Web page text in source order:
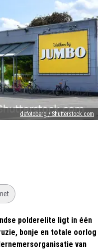
defotoberg / Shutterstock.com
polderelite ligt in één
bonje en totale oorlog
van